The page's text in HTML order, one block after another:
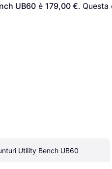
UB60 è 179,00 €.
Utility Bench UB60